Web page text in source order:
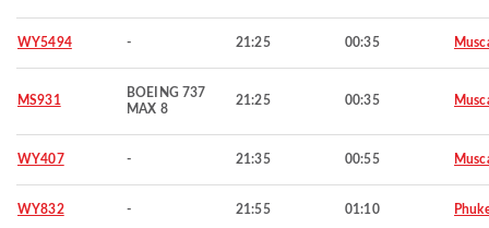
WY5494 - 21:25 00:35
MS931
BOEING 737
MAX 8
21:25 00:35
WY407 - 21:35 00:55
WY832 - 21:55 01:10